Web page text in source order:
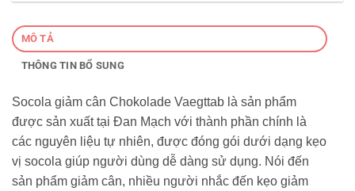
MÔ TẢ
THÔNG TIN BỔ SUNG
Socola giảm cân Chokolade Vaegttab là sản phẩm
được sản xuất tại Đan Mạch với thành phần chính là
các nguyên liệu tự nhiên, được đóng gói dưới dạng kẹo
vị socola giúp người dùng dễ dàng sử dụng. Nói đến
sản phẩm giảm cân, nhiều người nhắc đến kẹo giảm